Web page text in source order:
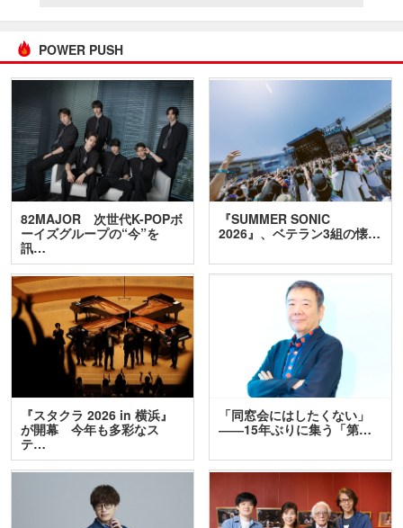
POWER PUSH
82MAJOR 次世代K-POPボ
ーイズグループの“今”を
訊…
『SUMMER SONIC
2026』、ベテラン3組の懐…
『スタクラ 2026 in 横浜』
が開幕 今年も多彩なス
テ…
「同窓会にはしたくない」
――15年ぶりに集う「第…